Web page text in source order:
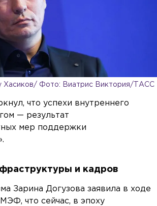
Хасиков/ Фото: Виатрис Виктория/ТАСС
что успехи внутреннего
— результат
мер поддержки
и кадров
Зарина Догузова заявила в ходе
что сейчас, в эпоху